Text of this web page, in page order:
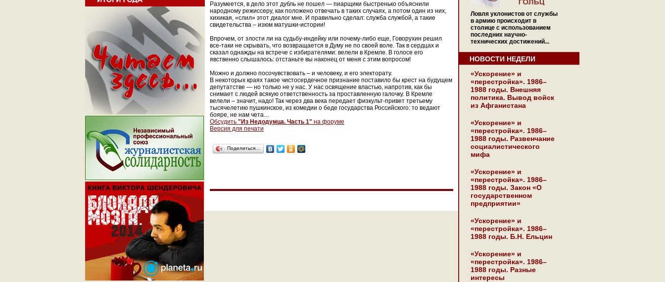
Разумеется, в дело этот дубль не пошел — пиарщики быстренько объяснили
народному режиссеру, как положено отвечать в таких случаях, а потом один из них,
хихикая, «слил» этот диалог мне. И правильно сделал: служба службой, а такие
свидетельства – изюм матушки-истории!
Впрочем, от злости ли на судьбу-индейку или почему-либо еще, Говорухин решил
все-таки не скрывать, что возвращается в Думу не по своей воле. Так в сердцах и
сказал однажды на встрече с избирателями: велели в Кремле. В голосе его
явственно слышалось: отстаньте вы наконец от меня с этим вопросом!
Можно и должно посочувствовать – и человеку, и его электорату.
В некоторых краях такое чистосердечное признание поставило бы крест на будущем
депутатстве — но только не у нас. У нас освящение властью, напротив, как бы
снимает с людей всякую ответственность за проставленную галочку. В Кремле
велели – значит, надо! Так через два века передает физкульт-привет третьему
тысячелетию пушкинское, из комедии о беде государства Российского: то ведают
бояре, не нам чета…
Обсудить "Из Недодумца. Часть 1" на форуме
Версия для печати
Поделиться…
Ловля уклонистов от службы
в армию происходит в
столице с использованием
последних научно-
технических достижений...
НОВОСТИ НЕДЕЛИ
«Ускорение» и
«перестройка». 1986–
1988 годы. Внешняя
политика. Вывод войск
из Афганистана
«Ускорение» и
«перестройка». 1986–
1988 годы. Развенчание
социалистического
мифа
«Ускорение» и
«перестройка». 1986–
1988 годы. Закон «О
государственном
предприятии»
«Ускорение» и
«перестройка». 1986–
1988 годы. Б.Н. Ельцин
«Ускорение» и
«перестройка». 1986–
1988 годы. Разные
интересы